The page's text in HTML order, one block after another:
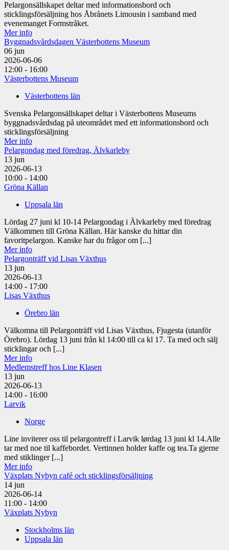
Pelargonsällskapet deltar med informationsbord och
sticklingsförsäljning hos Åbrånets Limousin i samband med
evenemanget Formstråket.
Mer info
Byggnadsvårdsdagen Västerbottens Museum
06 jun
2026-06-06
12:00 - 16:00
Västerbottens Museum
Västerbottens län
Svenska Pelargonsällskapet deltar i Västerbottens Museums
byggnadsvårdsdag på uteområdet med ett informationsbord och
sticklingsförsäljning
Mer info
Pelargondag med föredrag, Älvkarleby
13 jun
2026-06-13
10:00 - 14:00
Gröna Källan
Uppsala län
Lördag 27 juni kl 10-14 Pelargondag i Älvkarleby med föredrag
Välkommen till Gröna Källan. Här kanske du hittar din
favoritpelargon. Kanske har du frågor om [...]
Mer info
Pelargonträff vid Lisas Växthus
13 jun
2026-06-13
14:00 - 17:00
Lisas Växthus
Örebro län
Välkomna till Pelargonträff vid Lisas Växthus, Fjugesta (utanför
Örebro). Lördag 13 juni från kl 14:00 till ca kl 17. Ta med och sälj
sticklingar och [...]
Mer info
Medlemstreff hos Line Klasen
13 jun
2026-06-13
14:00 - 16:00
Larvik
Norge
Line inviterer oss til pelargontreff i Larvik lørdag 13 juni kl 14.Alle
tar med noe til kaffebordet. Vertinnen holder kaffe og tea.Ta gjerne
med stiklinger [...]
Mer info
Växplats Nybyn café och sticklingsförsäljning
14 jun
2026-06-14
11:00 - 14:00
Växplats Nybyn
Stockholms län
Uppsala län